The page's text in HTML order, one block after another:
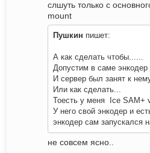
слшуть только с
mount
Пушкин пишет:
А как сделать чтобы......
Допустим в саме энкодер
И сервер был занят к
Или как сделать...
Тоесть у меня Ice SAM+
У него свой энкодер и
энкодер сам запускался
не совсем ясно..